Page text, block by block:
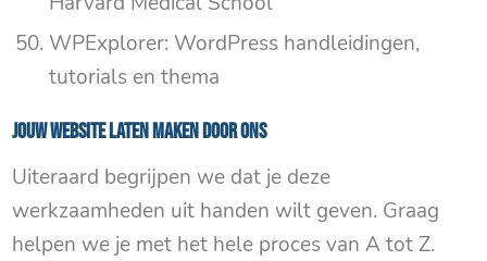
WPExplorer: WordPress handleidingen,
tutorials en thema
Jouw website laten maken door ons
Uiteraard begrijpen we dat je deze
werkzaamheden uit handen wilt geven. Graag
helpen we je met het hele proces van A tot Z.